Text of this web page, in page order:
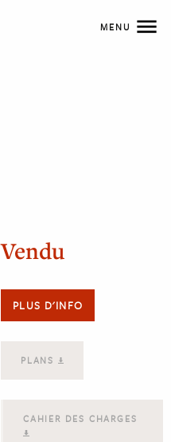
MENU
Vendu
PLUS D'INFO
PLANS
CAHIER DES CHARGES